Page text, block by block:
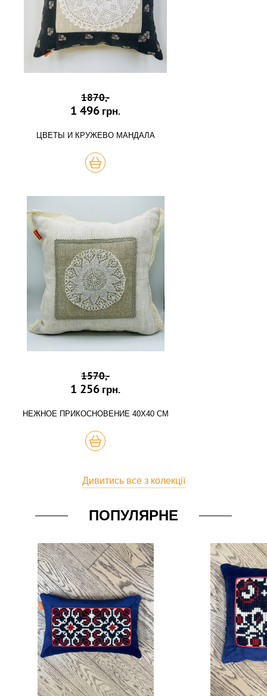
1870,-
1 496 грн.
ЦВЕТЫ И КРУЖЕВО МАНДАЛА
КУПИТЬ
1570,-
1 256 грн.
НЕЖНОЕ ПРИКОСНОВЕНИЕ 40Х40 СМ
КУПИТЬ
Дивитись все з колекції
ПОПУЛЯРНЕ